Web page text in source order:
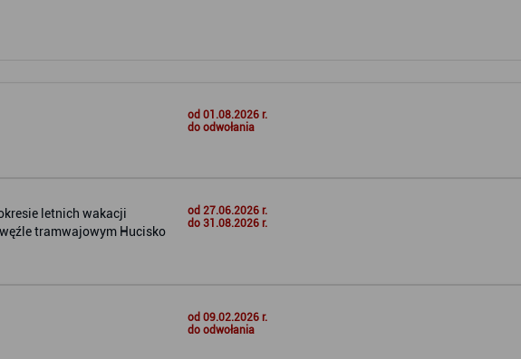
od 01.08.2026 r.
do odwołania
letnich wakacji
tramwajowym Hucisko
od 27.06.2026 r.
do 31.08.2026 r.
od 09.02.2026 r.
do odwołania